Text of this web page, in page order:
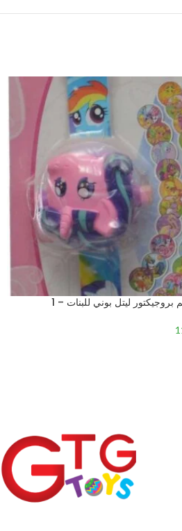
ليتل بوني للبنات – 1